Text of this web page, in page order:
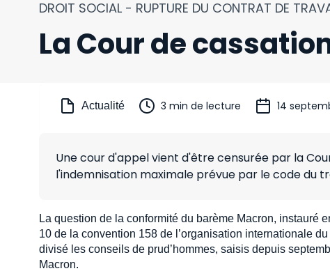
DROIT SOCIAL - RUPTURE DU CONTRAT DE
La Cour de
Actualité 3 min de lecture 14
Une cour d'appel vient d'être censurée par la
l'indemnisation maximale prévue par le code du
La question de la conformité du barème Macron, instauré
10 de la convention 158 de l’organisation internationale
divisé les conseils de prud’hommes, saisis depuis
Macron.